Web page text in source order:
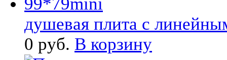
душевая плита с
0 руб. В корзину